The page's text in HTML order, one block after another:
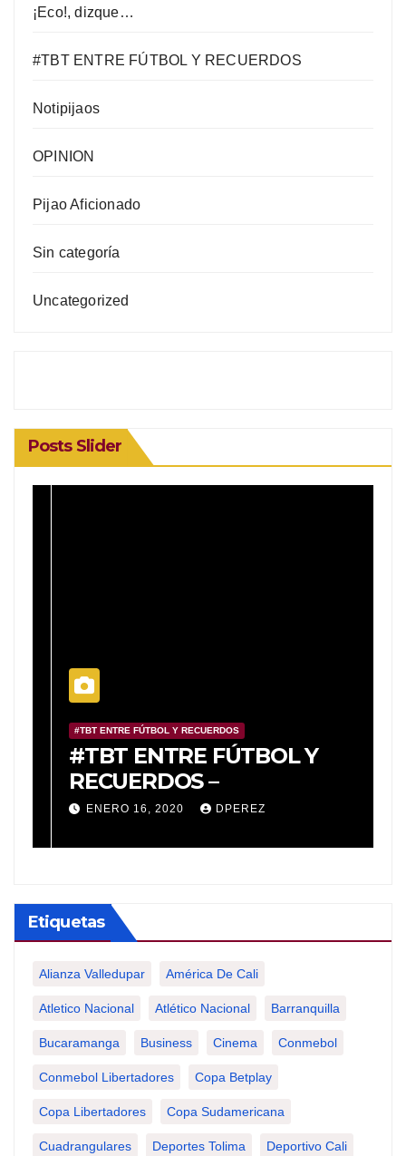
¡Eco!, dizque…
#TBT ENTRE FÚTBOL Y RECUERDOS
Notipijaos
OPINION
Pijao Aficionado
Sin categoría
Uncategorized
Posts Slider
#TBT ENTRE FÚTBOL Y RECUERDOS
#TBT ENTRE FÚTBOL Y
RECUERDOS –
ENERO 16, 2020 DPEREZ
Etiquetas
Alianza Valledupar América De Cali
Atletico Nacional Atlético Nacional Barranquilla
Bucaramanga Business Cinema Conmebol
Conmebol Libertadores Copa Betplay
Copa Libertadores Copa Sudamericana
Cuadrangulares Deportes Tolima Deportivo Cali